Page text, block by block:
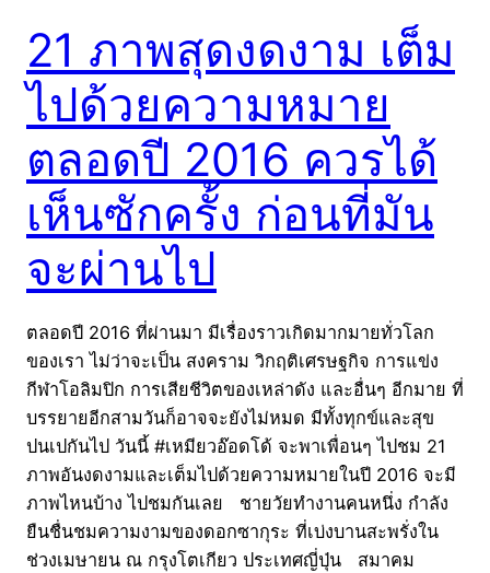
21 ภาพสุดงดงาม เต็ม
ไปด้วยความหมาย
ตลอดปี 2016 ควรได้
เห็นซักครั้ง ก่อนที่มัน
จะผ่านไป
ตลอดปี 2016 ที่ผ่านมา มีเรื่องราวเกิดมากมายทั่วโลก
ของเรา ไม่ว่าจะเป็น สงคราม วิกฤติเศรษฐกิจ การแข่ง
กีฬาโอลิมปิก การเสียชีวิตของเหล่าดัง และอื่นๆ อีกมาย ที่
บรรยายอีกสามวันก็อาจจะยังไม่หมด มีทั้งทุกข์และสุข
ปนเปกันไป วันนี้ #เหมียวอ๊อดโด้ จะพาเพื่อนๆ ไปชม 21
ภาพอันงดงามและเต็มไปด้วยความหมายในปี 2016 จะมี
ภาพไหนบ้าง ไปชมกันเลย ชายวัยทำงานคนหนึ่ง กำลัง
ยืนชื่นชมความงามของดอกซากุระ ที่เบ่งบานสะพรั่งใน
ช่วงเมษายน ณ กรุงโตเกียว ประเทศญี่ปุ่น สมาคม